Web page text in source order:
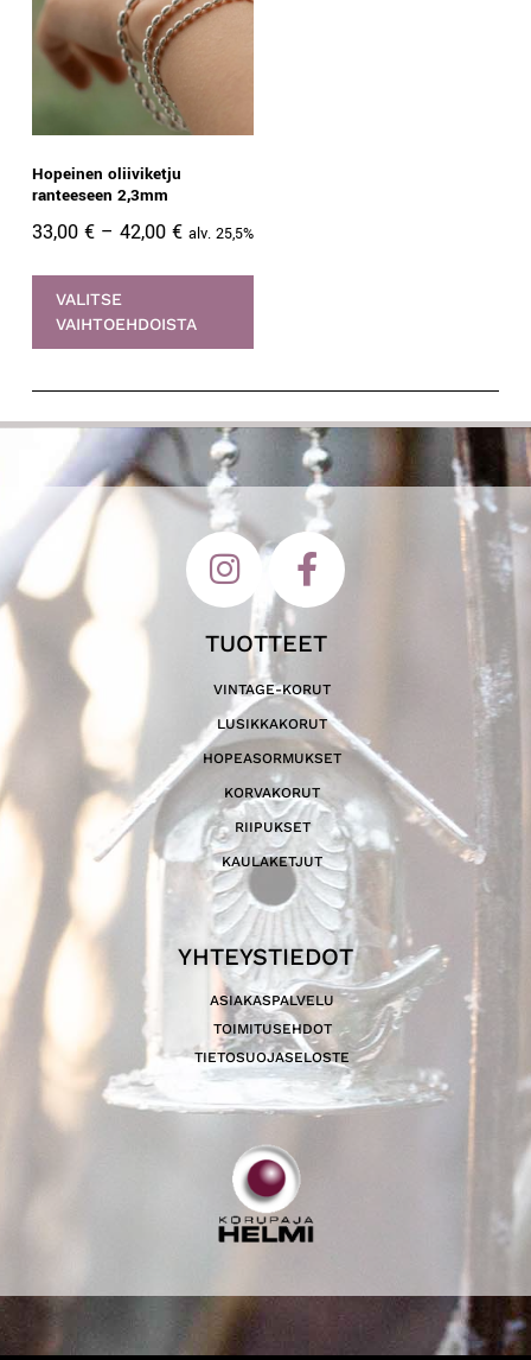
Hopeinen oliiviketju
ranteeseen 2,3mm
33,00 € – 42,00 € alv. 25,5%
VALITSE
VAIHTOEHDOISTA
TUOTTEET
VINTAGE-KORUT
LUSIKKAKORUT
HOPEASORMUKSET
KORVAKORUT
RIIPUKSET
KAULAKETJUT
YHTEYSTIEDOT
ASIAKASPALVELU
TOIMITUSEHDOT
TIETOSUOJASELOSTE